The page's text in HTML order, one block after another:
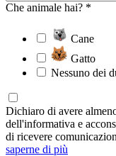
Che animale hai? *
Cane
Gatto
Nessuno dei
Dichiaro di avere
dell'informativa e
di ricevere
saperne di più